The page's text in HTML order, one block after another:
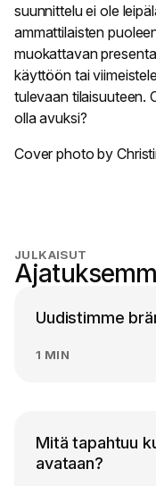
suunnittelu ei ole
ammattilaisten
muokattavan
käyttöön tai
tulevaan tilaisuuteen.
olla avuksi?
Cover photo by
JULKAISUT
Uudistimme
1 MIN
Mitä tapahtuu
avataan?